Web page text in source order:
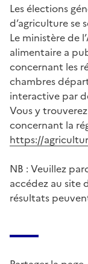
Les élections
d’agriculture se
Le ministère de
alimentaire a
concernant les
chambres
interactive par
Vous y
concernant la
https://
NB : Veuillez
accédez au site
résultats